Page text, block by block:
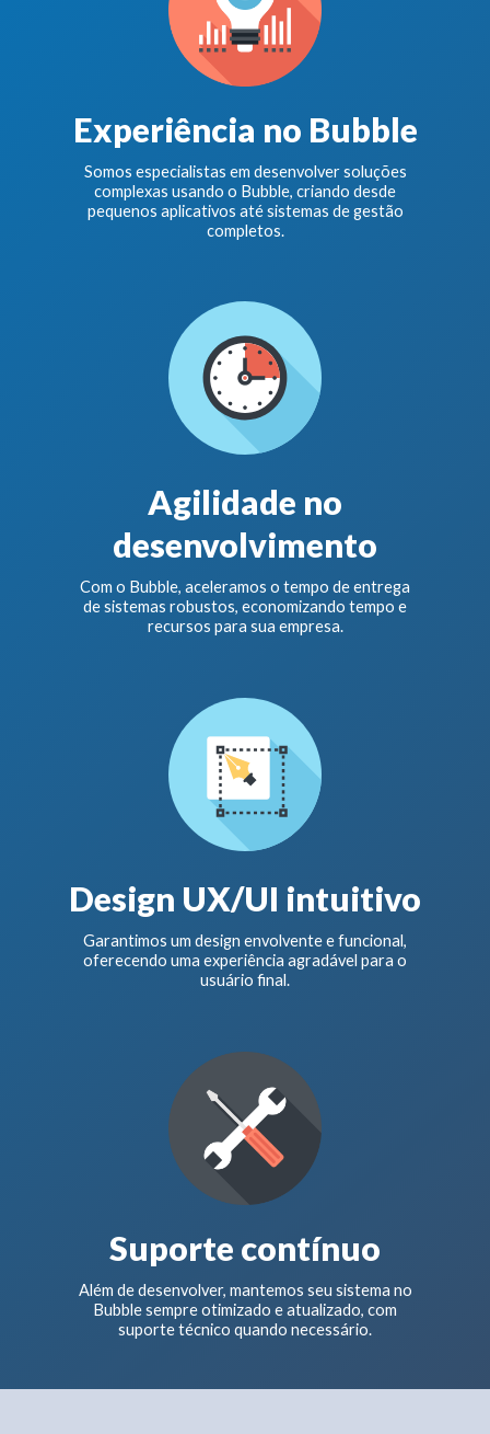
Experiência no Bubble
Somos especialistas em desenvolver soluções
complexas usando o Bubble, criando desde
pequenos aplicativos até sistemas de gestão
completos.
Agilidade no
desenvolvimento
Com o Bubble, aceleramos o tempo de entrega
de sistemas robustos, economizando tempo e
recursos para sua empresa.
Design UX/UI intuitivo
Garantimos um design envolvente e funcional,
oferecendo uma experiência agradável para o
usuário final.
Suporte contínuo
Além de desenvolver, mantemos seu sistema no
Bubble sempre otimizado e atualizado, com
suporte técnico quando necessário.